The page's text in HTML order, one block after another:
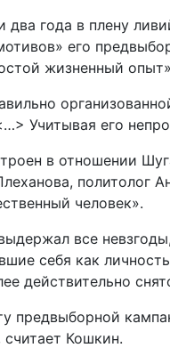
два года в плену
его
жизненный
Учитывая его
в отношении
политолог
человек».
все
себя как
действительно
предвыборной
Кошкин.